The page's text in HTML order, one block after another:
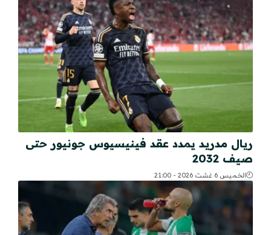
ريال مدريد يمدد عقد فينيسيوس جونيور حتى
صيف 2032
الخميس 6 غشت 2026 - 21:00